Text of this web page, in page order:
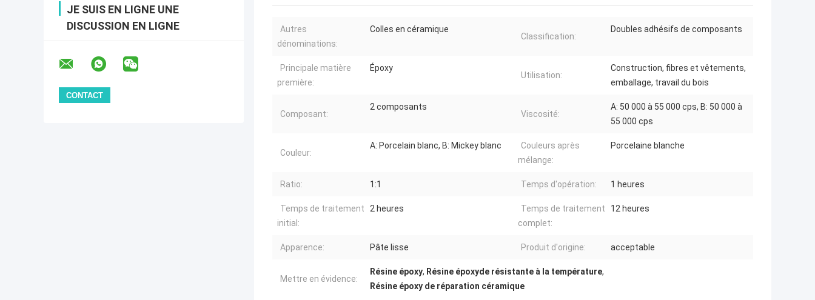
JE SUIS EN LIGNE UNE
DISCUSSION EN LIGNE
Autres
dénominations:
Colles en céramique
Classification:
Doubles adhésifs de composants
Principale matière
première:
Époxy
Utilisation:
Construction, fibres et vêtements,
emballage, travail du bois
Composant:
2 composants
Viscosité:
A: 50 000 à 55 000 cps, B: 50 000 à
55 000 cps
Couleur:
A: Porcelain blanc, B: Mickey blanc
Couleurs après
mélange:
Porcelaine blanche
Ratio: 1:1 Temps d'opération: 1 heures
Temps de traitement
initial:
2 heures
Temps de traitement
complet:
12 heures
Apparence: Pâte lisse Produit d'origine: acceptable
Mettre en évidence:
Résine époxy, Résine époxyde résistante à la température,
Résine époxy de réparation céramique